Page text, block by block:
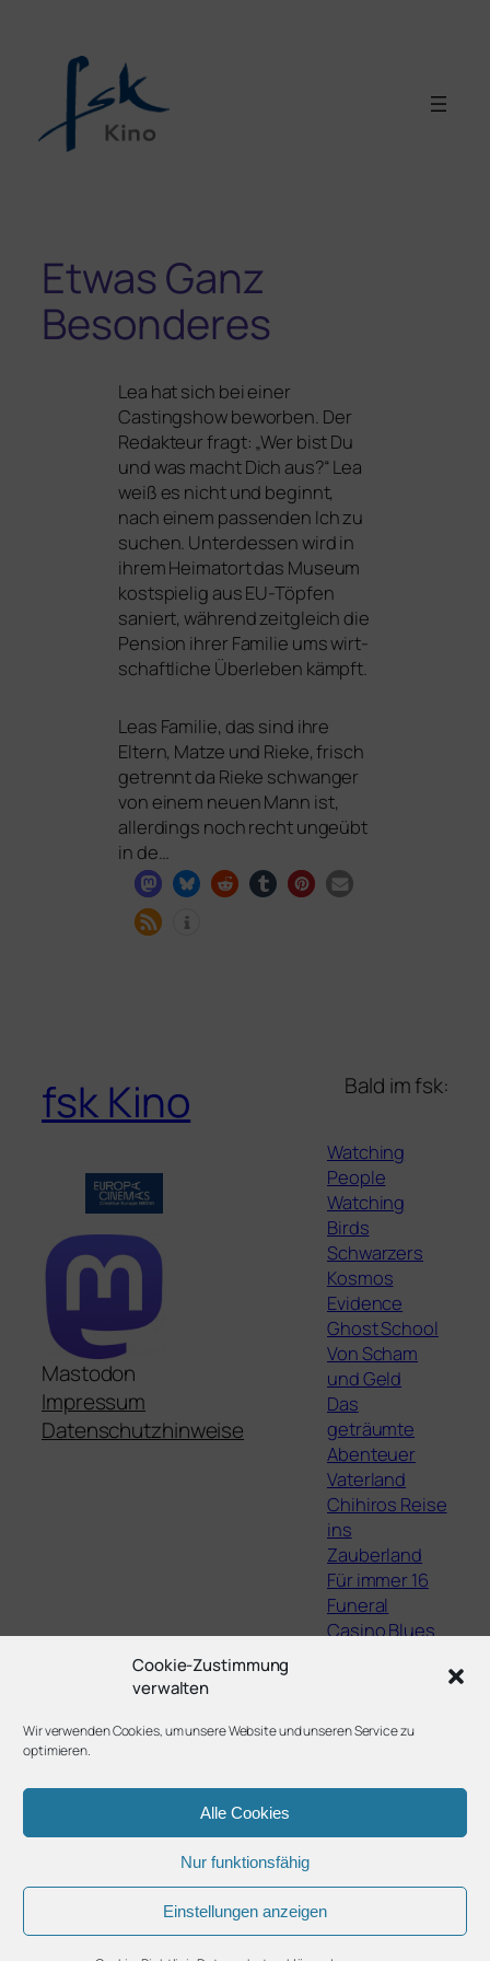
Cookie-Zustimmung
verwalten
Wir verwenden Cookies, um unsere Website und unseren Service zu
optimieren.
Alle Cookies
Nur funktionsfähig
Einstellungen anzeigen
Etwas Ganz
Besonderes
Lea hat sich bei einer
Castingshow bewor­ben. Der
Redakteur fragt: „Wer bist Du
und was macht Dich aus?“ Lea
weiß es nicht und beginnt,
nach einem pas­sen­den Ich zu
suchen. Unterdessen wird in
ihrem Heimatort das Museum
kost­spie­lig aus EU-Töpfen
saniert, wäh­rend zeit­gleich die
Pension ihrer Familie ums wirt­
schaft­li­che Überleben kämpft.
Leas Familie, das sind ihre
Eltern, Matze und Rieke, frisch
getrennt da Rieke schwan­ger
von einem neu­en Mann ist,
aller­dings noch recht unge­übt
in de…
fsk Kino
Mastodon
Impressum
Datenschutzhinweise
Bald im fsk:
Watching
People
Watching
Birds
Schwarzers
Kosmos
Evidence
Ghost School
Von Scham
und Geld
Das
geträumte
Abenteuer
Vaterland
Chihiros Reise
ins
Zauberland
Für immer 16
Funeral
Casino Blues
Filme von Jean
Twenty Twenty-Five Gestaltet mit